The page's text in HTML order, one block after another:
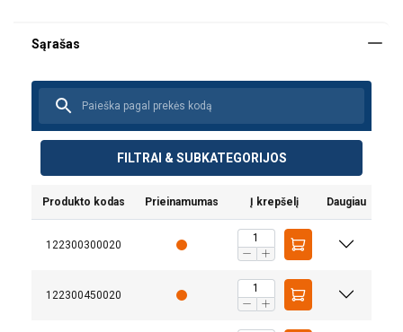
FILTRAI & SUBKATEGORIJOS
Produkto kodas Prieinamumas Į krepšelį Daugiau
122300300020
122300450020